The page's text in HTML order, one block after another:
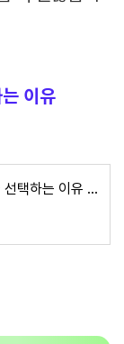
이유
개인회생보다 개인워크아웃을 선택하는 이유 BEST5